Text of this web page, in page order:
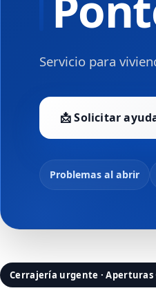
Servicio para
📩 Solicitar
Problemas al abrir
Cerrajería urgente · Aperturas